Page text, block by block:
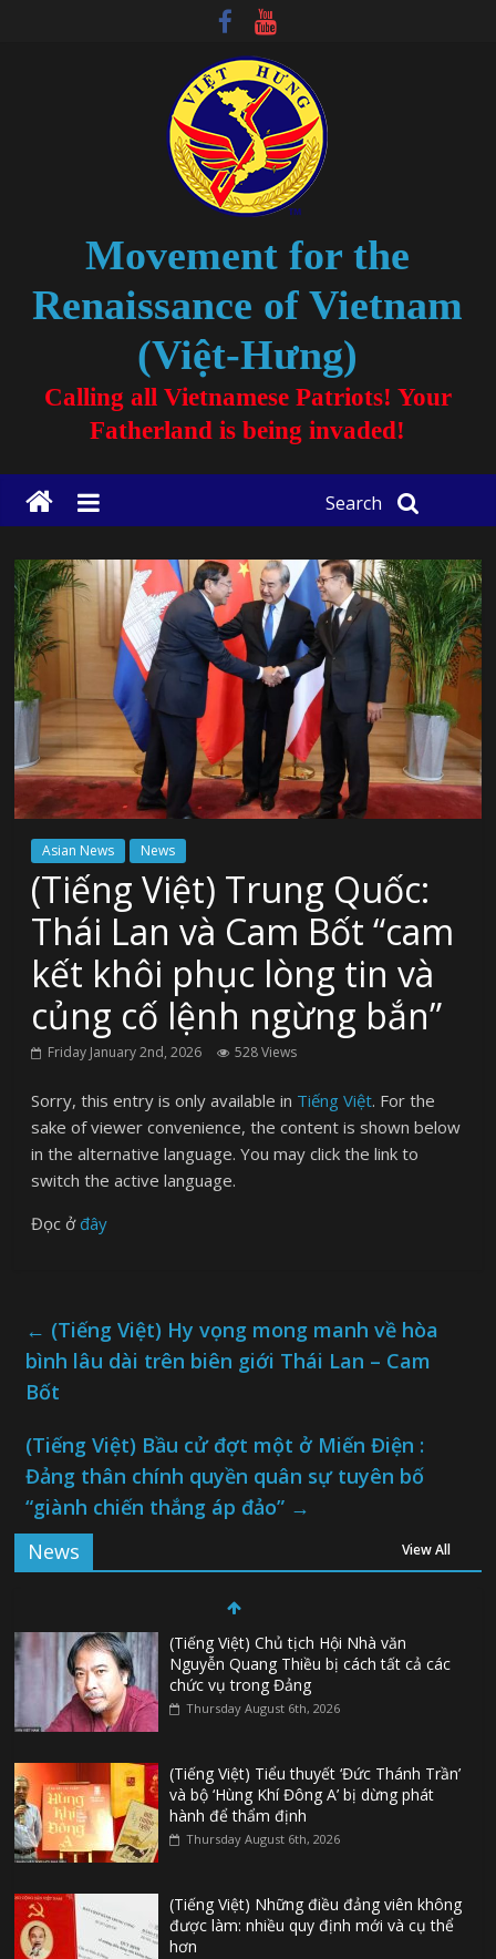
Movement for the
Renaissance of Vietnam
(Việt-Hưng)
Calling all Vietnamese Patriots! Your
Fatherland is being invaded!
Search
Asian News News
(Tiếng Việt) Trung Quốc:
Thái Lan và Cam Bốt “cam
kết khôi phục lòng tin và
củng cố lệnh ngừng bắn”
Friday January 2nd, 2026 528 Views
Sorry, this entry is only available in Tiếng Việt. For the
sake of viewer convenience, the content is shown below
in the alternative language. You may click the link to
switch the active language.
Đọc ởđây
← (Tiếng Việt) Hy vọng mong manh về hòa
bình lâu dài trên biên giới Thái Lan – Cam
Bốt
(Tiếng Việt) Bầu cử đợt một ở Miến Điện :
Đảng thân chính quyền quân sự tuyên bố
“giành chiến thắng áp đảo” →
News
View All
(Tiếng Việt) Chủ tịch Hội Nhà văn
Nguyễn Quang Thiều bị cách tất cả các
chức vụ trong Đảng
Thursday August 6th, 2026
(Tiếng Việt) Tiểu thuyết ‘Đức Thánh Trần’
và bộ ‘Hùng Khí Đông A’ bị dừng phát
hành để thẩm định
Thursday August 6th, 2026
(Tiếng Việt) Những điều đảng viên không
được làm: nhiều quy định mới và cụ thể
hơn